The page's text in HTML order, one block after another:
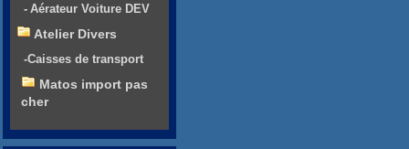
- Aérateur Voiture DEV
Atelier Divers
-Caisses de transport
Matos import pas
cher